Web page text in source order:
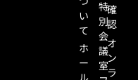
い
て
ホ
ー
ル
特
別
会
議
室
確
認
オ
ン
ラ